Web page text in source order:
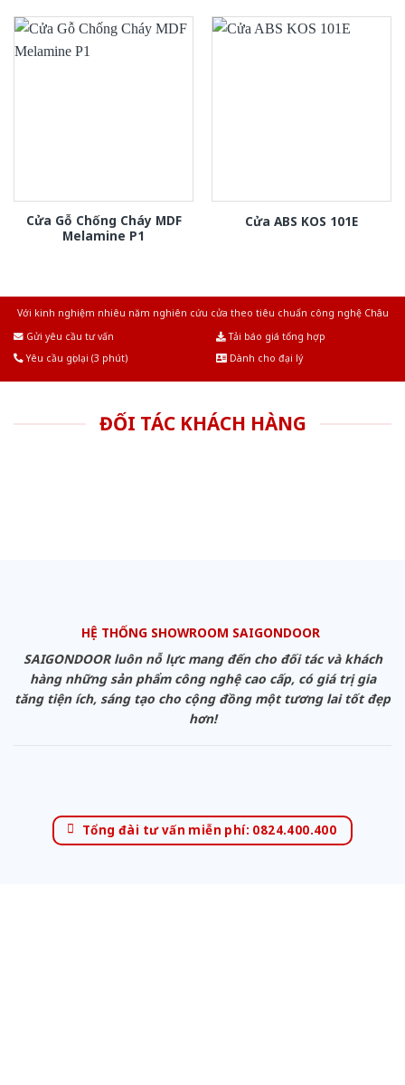
Cửa Gỗ Chống Cháy MDF
Melamine P1
Cửa ABS KOS 101E
Với kinh nghiệm nhiêu năm nghiên cứu cửa theo tiêu chuẩn công nghệ Châu
Gửi yêu cầu tư vấn
Tải báo giá tổng hợp
Yêu cầu gọi lại (3 phút)
Dành cho đại lý
ĐỐI TÁC KHÁCH HÀNG
HỆ THỐNG SHOWROOM SAIGONDOOR
SAIGONDOOR luôn nỗ lực mang đến cho đối tác và khách
hàng những sản phẩm công nghệ cao cấp, có giá trị gia
tăng tiện ích, sáng tạo cho cộng đồng một tương lai tốt đẹp
hơn!
Tổng đài tư vấn miễn phí: 0824.400.400